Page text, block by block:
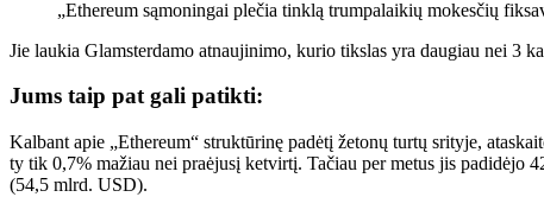
„Ethereum sąmoningai plečia tinklą trumpalaikių mokesčių
Jie laukia Glamsterdamo atnaujinimo, kurio tikslas yra daugiau nei 3
Jums taip pat gali patikti:
Kalbant apie „Ethereum“ struktūrinę padėtį žetonų turtų srityje,
ty tik 0,7% mažiau nei praėjusį ketvirtį. Tačiau per metus jis
(54,5 mlrd. USD).